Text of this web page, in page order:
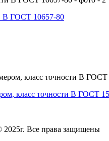
В ГОСТ 10657-80
класс точности В ГОСТ
2025г. Все права защищены